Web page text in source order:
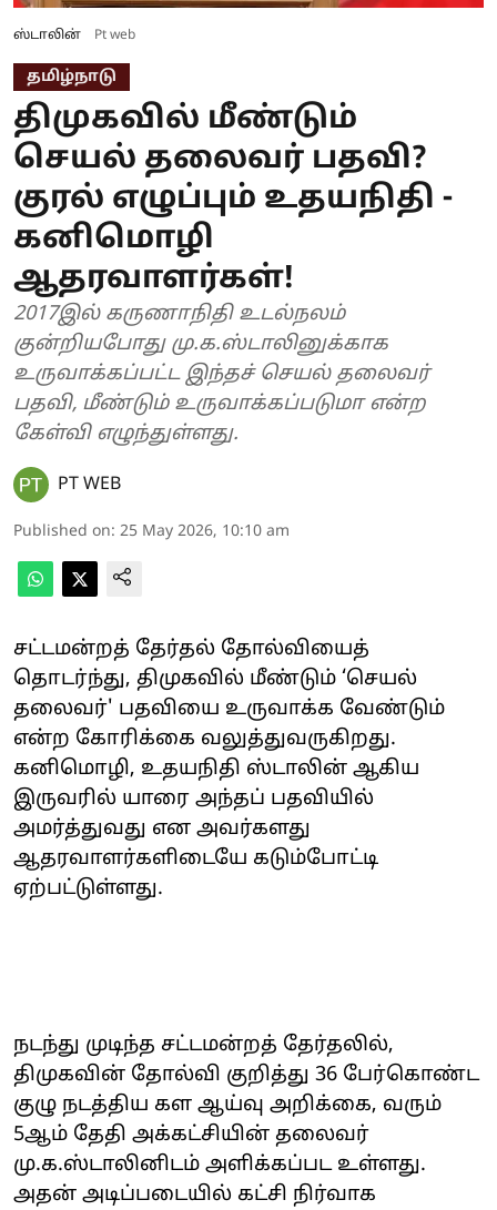
ஸ்டாலின் Pt web
தமிழ்நாடு
திமுகவில் மீண்டும்
செயல் தலைவர் பதவி?
குரல் எழுப்பும் உதயநிதி -
கனிமொழி
ஆதரவாளர்கள்!
2017இல் கருணாநிதி உடல்நலம்
குன்றியபோது மு.க.ஸ்டாலினுக்காக
உருவாக்கப்பட்ட இந்தச் செயல் தலைவர்
பதவி, மீண்டும் உருவாக்கப்படுமா என்ற
கேள்வி எழுந்துள்ளது.
PT WEB
Published on: 25 May 2026, 10:10 am
சட்டமன்றத் தேர்தல் தோல்வியைத்
தொடர்ந்து, திமுகவில் மீண்டும் ‘செயல்
தலைவர்' பதவியை உருவாக்க வேண்டும்
என்ற கோரிக்கை வலுத்துவருகிறது.
கனிமொழி, உதயநிதி ஸ்டாலின் ஆகிய
இருவரில் யாரை அந்தப் பதவியில்
அமர்த்துவது என அவர்களது
ஆதரவாளர்களிடையே கடும்போட்டி
ஏற்பட்டுள்ளது.
நடந்து முடிந்த சட்டமன்றத் தேர்தலில்,
திமுகவின் தோல்வி குறித்து 36 பேர்கொண்ட
குழு நடத்திய கள ஆய்வு அறிக்கை, வரும்
5ஆம் தேதி அக்கட்சியின் தலைவர்
மு.க.ஸ்டாலினிடம் அளிக்கப்பட உள்ளது.
அதன் அடிப்படையில் கட்சி நிர்வாக